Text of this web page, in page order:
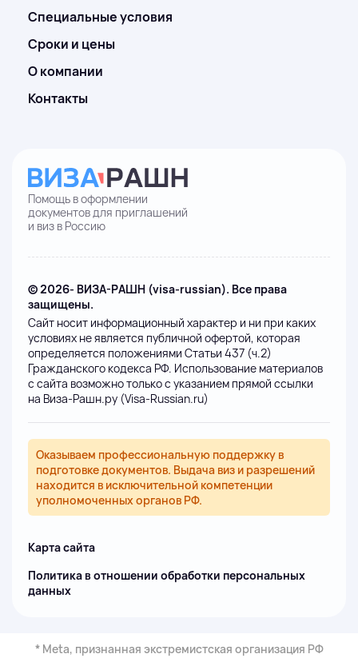
Специальные условия
Сроки и цены
О компании
Контакты
Помощь в оформлении
документов для приглашений
и виз в Россию
© 2026- ВИЗА-РАШН (visa-russian). Все права
защищены.
Сайт носит информационный характер и ни при каких
условиях не является публичной офертой, которая
определяется положениями Статьи 437 (ч.2)
Гражданского кодекса РФ. Использование материалов
с сайта возможно только с указанием прямой ссылки
на Виза-Рашн.ру (Visa-Russian.ru)
Оказываем профессиональную поддержку в
подготовке документов. Выдача виз и разрешений
находится в исключительной компетенции
уполномоченных органов РФ.
Карта сайта
Политика в отношении обработки персональных
данных
* Meta, признанная экстремистская организация РФ